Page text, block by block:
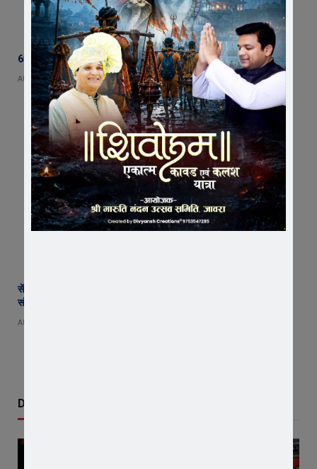
65 हजार रुपए भाड़ा न देने का आरोप, ट्रक चालक ने एसडीएम को सौंपा ज्ञापन
AUGUST 5, 2026
सेंट पॉल्स कॉन्वेंट स्कूल में छात्र परिषद का शपथ ग्रहण समारोह गरिमामय माहौल में
संपन्न
AUGUST 5, 2026
Don't Miss